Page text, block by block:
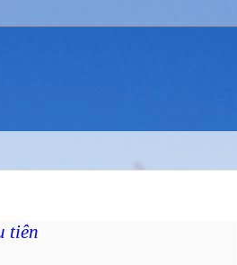
tiên